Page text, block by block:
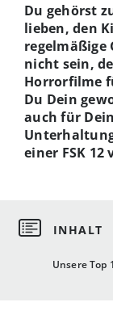
Unsere Top
Du gehörst
lieben, den
regelmäßige
nicht sein,
Horrorfilme
Du Dein
auch für
einer FSK 12